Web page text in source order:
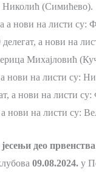
(Симићево).
а нови на листи
а нови на
Михајловић
нови на листи
а нови на листи
нови на листи су:
део
09.08.2024.у